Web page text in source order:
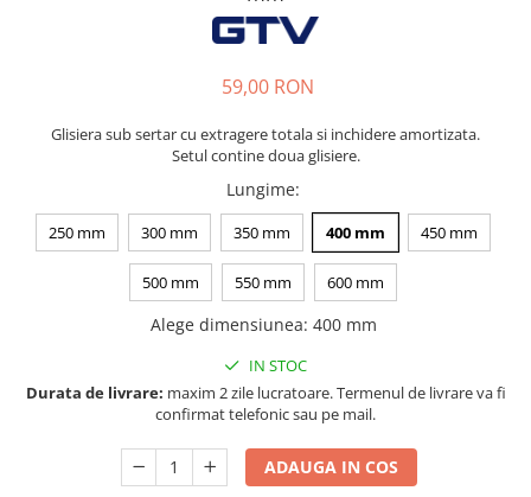
Sisteme si accesorii pentru
Sisteme pentru usi pliante
Accesorii dressing
Accesorii pentru compartimentare
sertare
Organizatoare sertare
Suruburi, coltare, elemente de
imbinare
Picioare si rotile mobilier
59,00 RON
Glisiera sub sertar cu extragere totala si inchidere amortizata.
Setul contine doua glisiere.
Lungime:
250 mm 300 mm 350 mm 400 mm 450 mm
500 mm 550 mm 600 mm
Alege dimensiunea: 400 mm
IN STOC
Durata de livrare: maxim 2 zile lucratoare. Termenul de livrare va fi
confirmat telefonic sau pe mail.
ADAUGA IN COS